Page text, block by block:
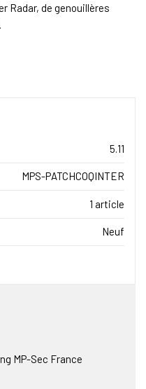
Radar, de genouillères
5.11
MPS-PATCHCOQINTER
1 article
Neuf
MP-Sec France